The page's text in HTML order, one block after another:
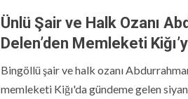
Ünlü Şair ve Halk Ozanı
Delen’den Memleketi
Bingöllü şair ve halk ozanı
memleketi Kiğı'da gündeme gelen